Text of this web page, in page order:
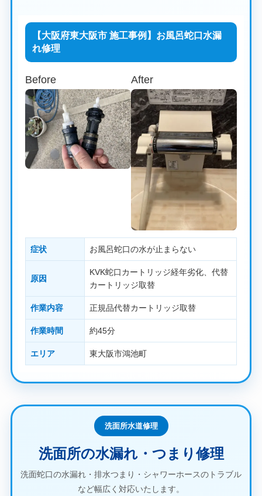
【大阪府東大阪市 施工事例】お風呂蛇口水漏
れ修理
Before After
症状 お風呂蛇口の水が止まらない
原因
KVK蛇口カートリッジ経年劣化、代替
カートリッジ取替
作業内容 正規品代替カートリッジ取替
作業時間 約45分
エリア 東大阪市鴻池町
洗面所水道修理
洗面所の水漏れ・つまり修理
洗面蛇口の水漏れ・排水つまり・シャワーホースのトラブル
など幅広く対応いたします。